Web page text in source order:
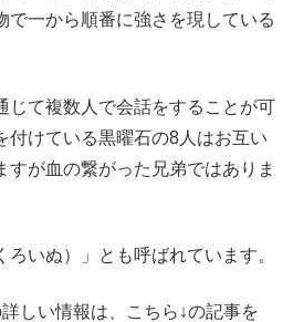
で一から順番に強さを現している
じて複数人で会話をすることが可
付けている黒曜石の8人はお互い
すが血の繋がった兄弟ではありま
いぬ）」とも呼ばれています。
しい情報は、こちら↓の記事を